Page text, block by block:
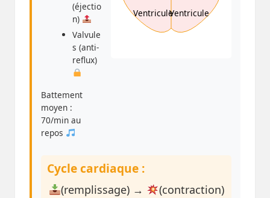
(éjectio
n)
Valvule
s (anti-
reflux)
Battement
moyen :
70/min au
repos
VentriculeVentricule
Cycle cardiaque :
(remplissage) →
(contraction)